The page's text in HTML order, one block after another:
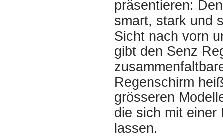
präsentieren:
smart, stark und
Sicht nach vorn
gibt den Senz
Regenschirm
grösseren
die sich mit einer
lassen.